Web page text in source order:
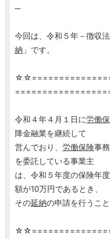
─
今回は、令和５年－徴収
納 」です。
令和４年４月１日に労働
降金融業を継続して
営んでおり、 労働保険事
を委託している事業主
は、令和５年度の保険年
額が10万円であるとき、
その延納の申請を行うこと